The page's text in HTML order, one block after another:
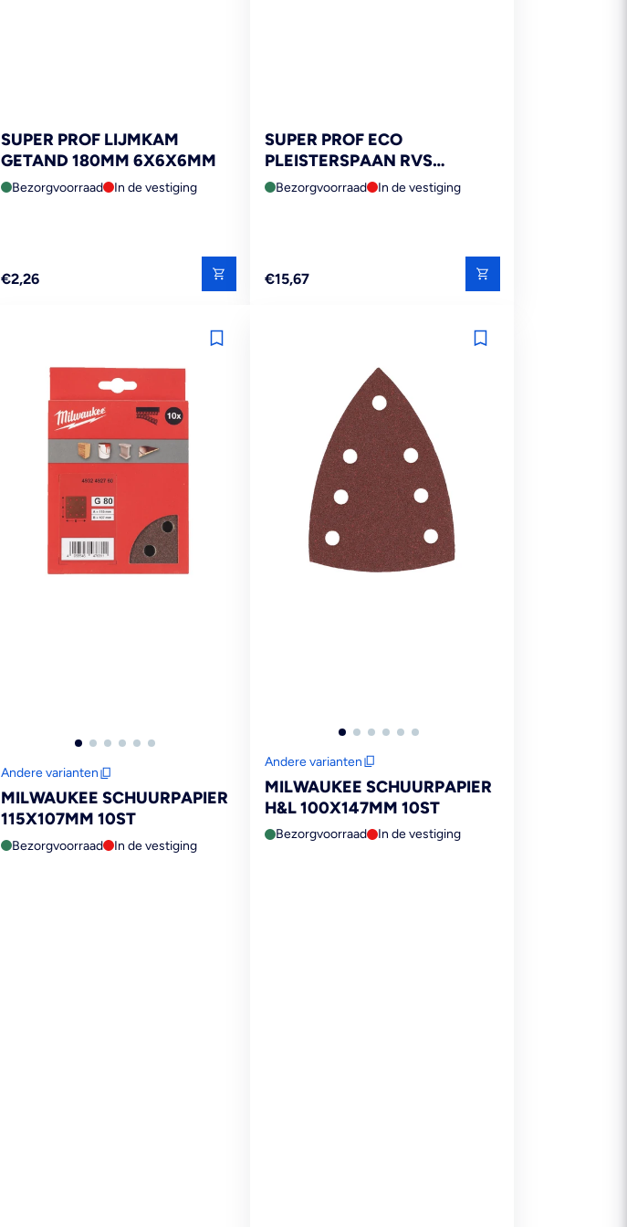
SUPER PROF LIJMKAM
GETAND 180MM 6X6X6MM
Bezorgvoorraad In de vestiging
Reguliere
€2,26
SUPER PROF ECO
PLEISTERSPAAN RVS
280X120MM
Bezorgvoorraad In de vestiging
Reguliere
€15,67
Andere varianten
MILWAUKEE SCHUURPAPIER
115X107MM 10ST
Bezorgvoorraad In de vestiging
Andere varianten
MILWAUKEE SCHUURPAPIER
H&L 100X147MM 10ST
Bezorgvoorraad In de vestiging